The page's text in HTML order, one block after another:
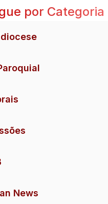
por Categoria
News